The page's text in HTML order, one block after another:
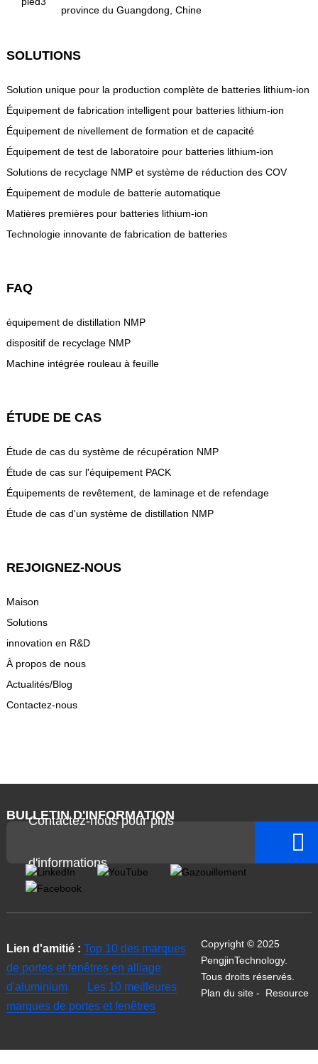
province du Guangdong, Chine
SOLUTIONS
Solution unique pour la production complète de batteries lithium-ion
Équipement de fabrication intelligent pour batteries lithium-ion
Équipement de nivellement de formation et de capacité
Équipement de test de laboratoire pour batteries lithium-ion
Solutions de recyclage NMP et système de réduction des COV
Équipement de module de batterie automatique
Matières premières pour batteries lithium-ion
Technologie innovante de fabrication de batteries
FAQ
équipement de distillation NMP
dispositif de recyclage NMP
Machine intégrée rouleau à feuille
ÉTUDE DE CAS
Étude de cas du système de récupération NMP
Étude de cas sur l'équipement PACK
Équipements de revêtement, de laminage et de refendage
Étude de cas d'un système de distillation NMP
REJOIGNEZ-NOUS
Maison
Solutions
innovation en R&D
À propos de nous
Actualités/Blog
Contactez-nous
BULLETIN D'INFORMATION
Contactez-nous pour plus
d'informations
Lien d'amitié : Top 10 des marques
de portes et fenêtres en alliage
d'aluminium
Les 10 meilleures
marques de portes et fenêtres
Copyright © 2025
PengjinTechnology.
Tous droits réservés.
Plan du site- Resource